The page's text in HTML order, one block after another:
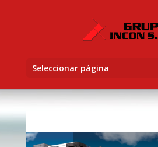
Seleccionar página